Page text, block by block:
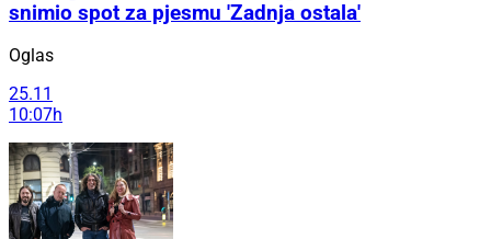
snimio spot za pjesmu 'Zadnja ostala'
Oglas
25.11
10:07h